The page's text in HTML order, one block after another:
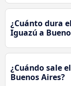
¿Cuánto dura
Iguazú a
¿Cuándo sale
Buenos Aires?